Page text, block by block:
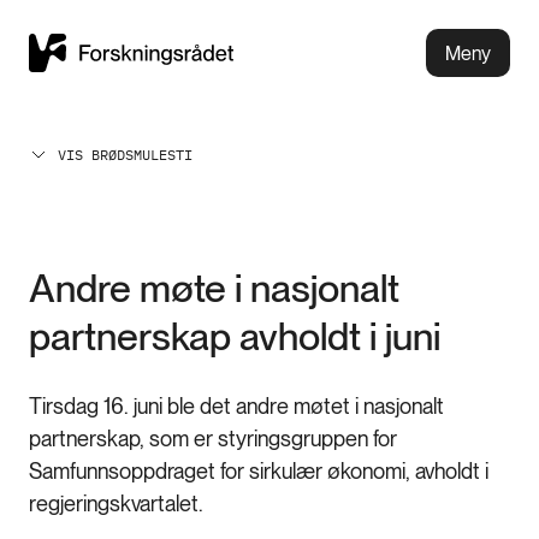
Meny
VIS BRØDSMULESTI
Andre møte i nasjonalt
partnerskap avholdt i juni
Tirsdag 16. juni ble det andre møtet i nasjonalt
partnerskap, som er styringsgruppen for
Samfunnsoppdraget for sirkulær økonomi, avholdt i
regjeringskvartalet.